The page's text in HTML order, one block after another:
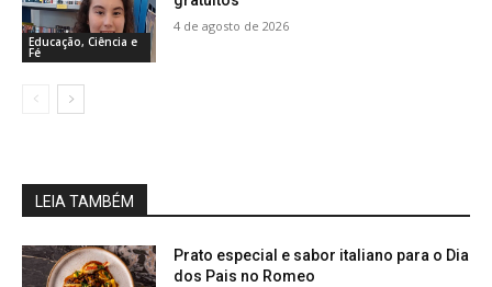
Educação, Ciência e
Fé
4 de agosto de 2026
LEIA TAMBÉM
Prato especial e sabor italiano para o Dia
dos Pais no Romeo